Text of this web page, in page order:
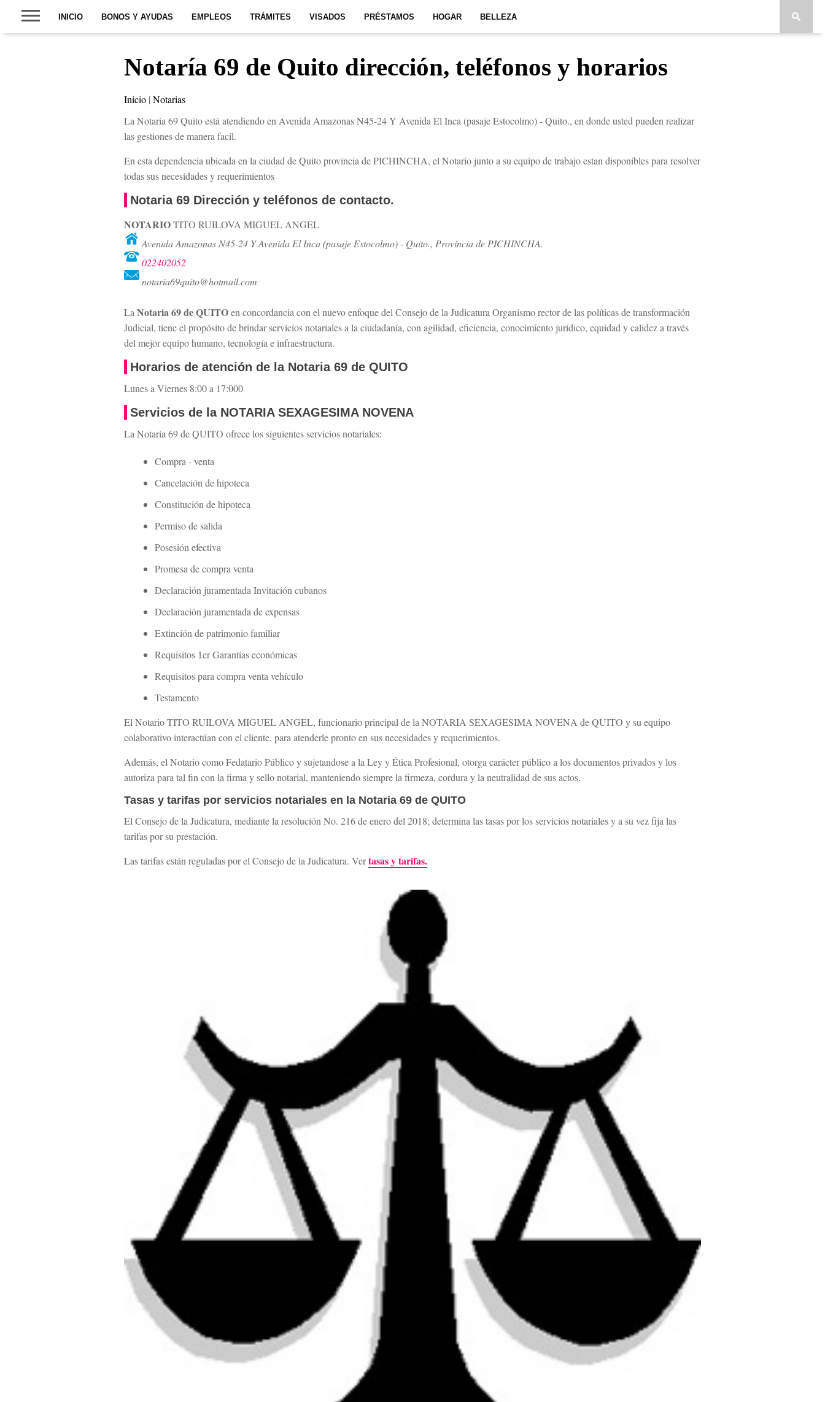
INICIO BONOS Y AYUDAS EMPLEOS TRÁMITES VISADOS PRÉSTAMOS HOGAR BELLEZA
Notaría 69 de Quito dirección, teléfonos y horarios
Inicio |Notarias
La Notaria 69 Quito está atendiendo en Avenida Amazonas N45-24 Y Avenida El Inca (pasaje Estocolmo) - Quito., en donde usted pueden realizar
las gestiones de manera facil.
En esta dependencia ubicada en la ciudad de Quito provincia de PICHINCHA, el Notario junto a su equipo de trabajo estan disponibles para resolver
todas sus necesidades y requerimientos
Notaria 69 Dirección y teléfonos de contacto.
NOTARIOTITO RUILOVA MIGUEL ANGEL
Avenida Amazonas N45-24 Y Avenida El Inca (pasaje Estocolmo) - Quito., Provincia de PICHINCHA.
022402052
notaria69quito@hotmail.com
LaNotaria 69 de QUITOen concordancia con el nuevo enfoque del Consejo de la Judicatura Organismo rector de las políticas de transformación
Judicial, tiene el propósito de brindar servicios notariales a la ciudadanía, con agilidad, eficiencia, conocimiento jurídico, equidad y calidez a través
del mejor equipo humano, tecnología e infraestructura.
Horarios de atención de la Notaria 69 de QUITO
Lunes a Viernes 8:00 a 17:000
Servicios de la NOTARIA SEXAGESIMA NOVENA
La Notaria 69 de QUITO ofrece los siguientes servicios notariales:
Compra - venta
Cancelación de hipoteca
Constitución de hipoteca
Permiso de salida
Posesión efectiva
Promesa de compra venta
Declaración juramentada Invitación cubanos
Declaración juramentada de expensas
Extinción de patrimonio familiar
Requisitos 1er Garantías económicas
Requisitos para compra venta vehículo
Testamento
El Notario TITO RUILOVA MIGUEL ANGEL, funcionario principal de la NOTARIA SEXAGESIMA NOVENA de QUITO y su equipo
colaborativo interactúan con el cliente, para atenderle pronto en sus necesidades y requerimientos.
Además, el Notario como Fedatario Público y sujetandose a la Ley y Ética Profesional, otorga carácter público a los documentos privados y los
autoriza para tal fin con la firma y sello notarial, manteniendo siempre la firmeza, cordura y la neutralidad de sus actos.
Tasas y tarifas por servicios notariales en la Notaria 69 de QUITO
El Consejo de la Judicatura, mediante la resolución No. 216 de enero del 2018; determina las tasas por los servicios notariales y a su vez fija las
tarifas por su prestación.
Las tarifas están reguladas por el Consejo de la Judicatura. Vertasas y tarifas.